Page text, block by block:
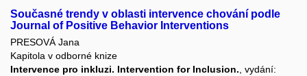
Současné trendy v oblasti intervence chování podle
Journal of Positive Behavior Interventions
PRESOVÁ Jana
Kapitola v odborné knize
Intervence pro inkluzi. Intervention for Inclusion., vydání: